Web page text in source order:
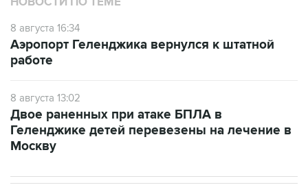
работе
8 августа 13:02
Геленджике детей перевезены на лечение в
Москву